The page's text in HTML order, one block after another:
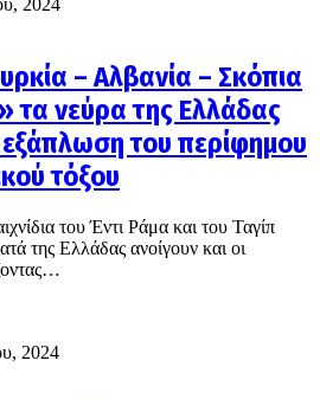
– Αλβανία – Σκόπια
τα νεύρα της Ελλάδας
του περίφημου
τόξου
του Έντι Ράμα και του Ταγίπ
της Ελλάδας ανοίγουν και οι
2024